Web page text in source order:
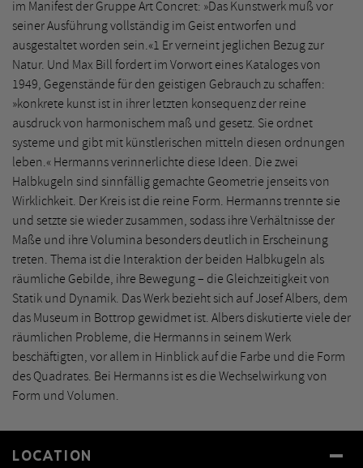
im Manifest der Gruppe Art Concret: »Das Kunstwerk muß vor
seiner Ausführung vollständig im Geist entworfen und
ausgestaltet worden sein.«1 Er verneint jeglichen Bezug zur
Natur. Und Max Bill fordert im Vorwort eines Kataloges von
1949, Gegenstände für den geistigen Gebrauch zu schaffen:
»konkrete kunst ist in ihrer letzten konsequenz der reine
ausdruck von harmonischem maß und gesetz. Sie ordnet
systeme und gibt mit künstlerischen mitteln diesen ordnungen
leben.« Hermanns verinnerlichte diese Ideen. Die zwei
Halbkugeln sind sinnfällig gemachte Geometrie jenseits von
Wirklichkeit. Der Kreis ist die reine Form. Hermanns trennte sie
und setzte sie wieder zusammen, sodass ihre Verhältnisse der
Maße und ihre Volumina besonders deutlich in Erscheinung
treten. Thema ist die Interaktion der beiden Halbkugeln als
räumliche Gebilde, ihre Bewegung – die Gleichzeitigkeit von
Statik und Dynamik. Das Werk bezieht sich auf Josef Albers, dem
das Museum in Bottrop gewidmet ist. Albers diskutierte viele der
räumlichen Probleme, die Hermanns in seinem Werk
beschäftigten, vor allem in Hinblick auf die Farbe und die Form
des Quadrates. Bei Hermanns ist es die Wechselwirkung von
Form und Volumen.
LOCATION